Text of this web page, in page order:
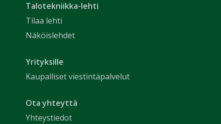
Talotekniikka-lehti
Tilaa lehti
Näköislehdet
Yrityksille
Kaupalliset viestintäpalvelut
Ota yhteyttä
Yhteystiedot